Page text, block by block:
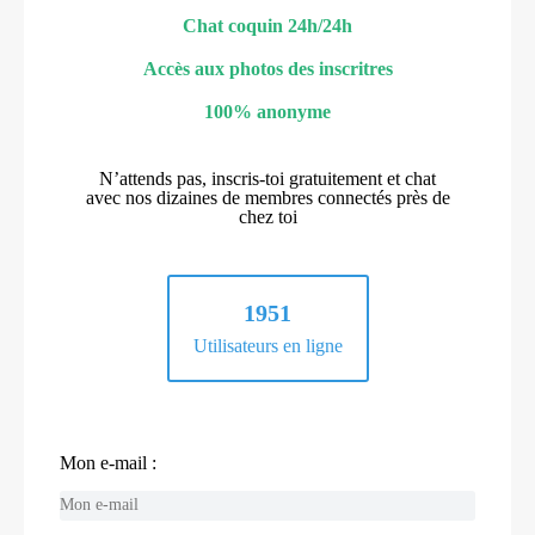
Chat coquin 24h/24h
Accès aux photos des inscritres
100% anonyme
N’attends pas, inscris-toi gratuitement et chat
avec nos dizaines de membres connectés près de
chez toi
1951
Utilisateurs en ligne
Mon e-mail :